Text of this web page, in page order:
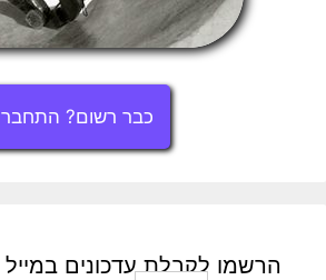
כבר רשום? התחבר
הרשמו לקבלת עדכונים במייל